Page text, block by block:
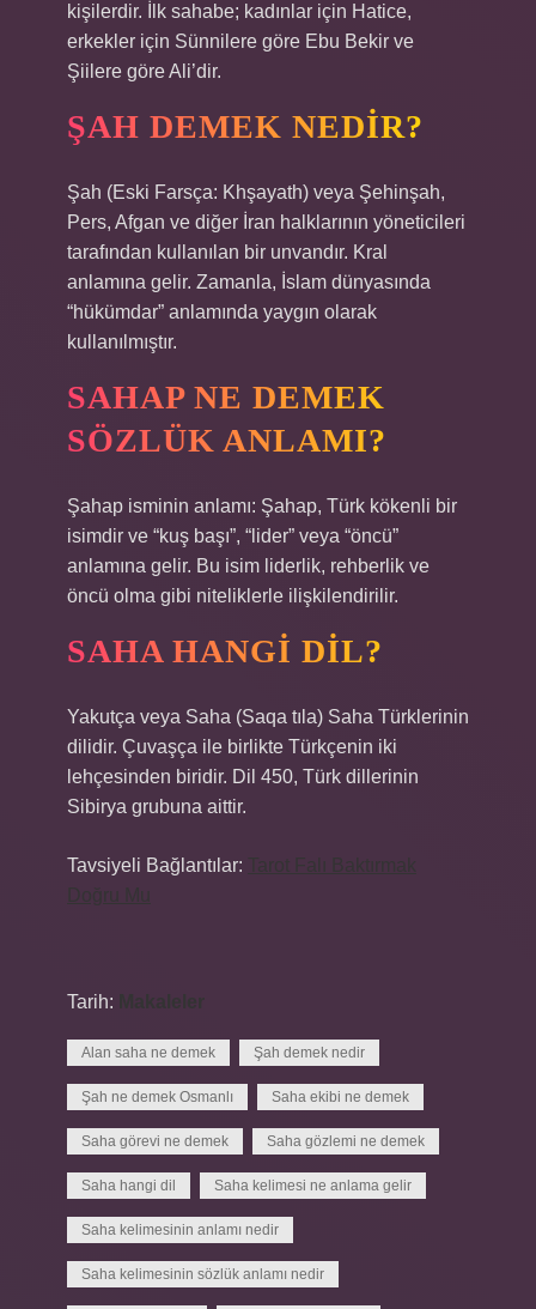
kişilerdir. İlk sahabe; kadınlar için Hatice,
erkekler için Sünnilere göre Ebu Bekir ve
Şiilere göre Ali’dir.
ŞAH DEMEK NEDIR?
Şah (Eski Farsça: Khşayath) veya Şehinşah,
Pers, Afgan ve diğer İran halklarının yöneticileri
tarafından kullanılan bir unvandır. Kral
anlamına gelir. Zamanla, İslam dünyasında
“hükümdar” anlamında yaygın olarak
kullanılmıştır.
SAHAP NE DEMEK
SÖZLÜK ANLAMI?
Şahap isminin anlamı: Şahap, Türk kökenli bir
isimdir ve “kuş başı”, “lider” veya “öncü”
anlamına gelir. Bu isim liderlik, rehberlik ve
öncü olma gibi niteliklerle ilişkilendirilir.
SAHA HANGI DIL?
Yakutça veya Saha (Saqa tıla) Saha Türklerinin
dilidir. Çuvaşça ile birlikte Türkçenin iki
lehçesinden biridir. Dil 450, Türk dillerinin
Sibirya grubuna aittir.
Tavsiyeli Bağlantılar:
Tarih:
Alan saha ne demek Şah demek nedir
Şah ne demek Osmanlı Saha ekibi ne demek
Saha görevi ne demek Saha gözlemi ne demek
Saha hangi dil Saha kelimesi ne anlama gelir
Saha kelimesinin anlamı nedir
Saha kelimesinin sözlük anlamı nedir